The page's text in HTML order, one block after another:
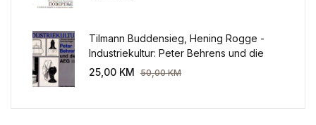
Tilmann Buddensieg, Hening Rogge -
Industriekultur: Peter Behrens und die
AEG 1907-1914.
25,00 KM 50,00KM